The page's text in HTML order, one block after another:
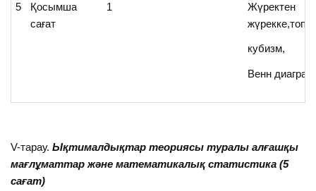
5
Қосымша
сағат
1
Жүректен
кубизм,
Венн
V-тарау. Ықтималдықтар теориясы туралы алғашқы
мағлұматтар және математикалық статистика (5
сағат)